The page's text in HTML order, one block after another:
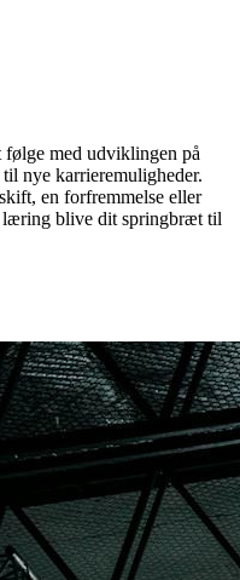
med udviklingen på
nye karrieremuligheder.
en forfremmelse eller
læring blive dit springbræt til